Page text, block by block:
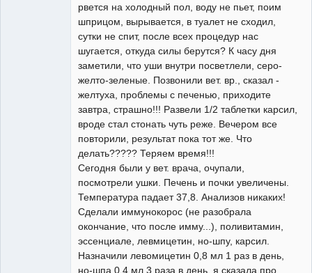
рвется на холодный пол, воду не пьет, поим
шприцом, вырывается, в туалет не сходил,
сутки не спит, после всех процедур нас
шугается, откуда силы берутся? К часу дня
заметили, что уши внутри посветлели, серо-
желто-зеленые. Позвонили вет. вр., сказал -
желтуха, проблемы с печенью, приходите
завтра, страшно!!! Развели 1/2 таблетки карсил,
вроде стал стонать чуть реже. Вечером все
повторили, результат пока тот же. Что
делать????? Теряем время!!!
Сегодня были у вет. врача, очупали,
посмотрели ушки. Печень и почки увеличены.
Температура падает 37,8. Анализов никаких!
Сделали иммунокорос (не разобрала
окончание, что после имму...), поливитамин,
эссенциале, левмицетин, но-шпу, карсил.
Назначили левомицетин 0,8 мл 1 раз в день,
но-шпа 0,4 мл 3 раза в день, я сказала про